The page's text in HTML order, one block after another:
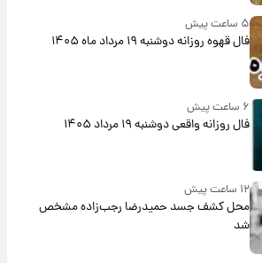
۵ ساعت پیش
فال قهوه روزانه دوشنبه ۱۹ مرداد ماه ۱۴۰۵
فال روزانه واقعی دوشنبه ۱۹ مرداد ۱۴۰۵
۱۲ ساعت پیش
محل کشف جسد حمیدرضا رجب‌زاده مشخص
شد